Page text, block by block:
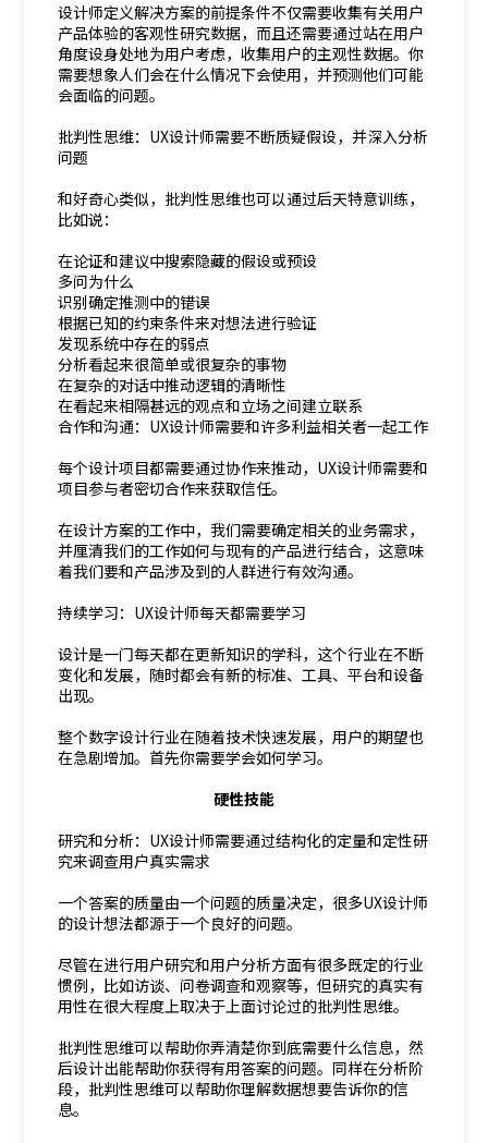
设计师定义解决方案的前提条件不仅需要收集有关用户
产品体验的客观性研究数据，而且还需要通过站在用户
角度设身处地为用户考虑，收集用户的主观性数据。你
需要想象人们会在什么情况下会使用，并预测他们可能
会面临的问题。
批判性思维：UX设计师需要不断质疑假设，并深入分析
问题
和好奇心类似，批判性思维也可以通过后天特意训练，
比如说：
在论证和建议中搜索隐藏的假设或预设
多问为什么
识别确定推测中的错误
根据已知的约束条件来对想法进行验证
发现系统中存在的弱点
分析看起来很简单或很复杂的事物
在复杂的对话中推动逻辑的清晰性
在看起来相隔甚远的观点和立场之间建立联系
合作和沟通：UX设计师需要和许多利益相关者一起工作
每个设计项目都需要通过协作来推动，UX设计师需要和
项目参与者密切合作来获取信任。
在设计方案的工作中，我们需要确定相关的业务需求，
并厘清我们的工作如何与现有的产品进行结合，这意味
着我们要和产品涉及到的人群进行有效沟通。
持续学习：UX设计师每天都需要学习
设计是一门每天都在更新知识的学科，这个行业在不断
变化和发展，随时都会有新的标准、工具、平台和设备
出现。
整个数字设计行业在随着技术快速发展，用户的期望也
在急剧增加。首先你需要学会如何学习。
硬性技能
研究和分析：UX设计师需要通过结构化的定量和定性研
究来调查用户真实需求
一个答案的质量由一个问题的质量决定，很多UX设计师
的设计想法都源于一个良好的问题。
尽管在进行用户研究和用户分析方面有很多既定的行业
惯例，比如访谈、问卷调查和观察等，但研究的真实有
用性在很大程度上取决于上面讨论过的批判性思维。
批判性思维可以帮助你弄清楚你到底需要什么信息，然
后设计出能帮助你获得有用答案的问题。同样在分析阶
段，批判性思维可以帮助你理解数据想要告诉你的信
息。